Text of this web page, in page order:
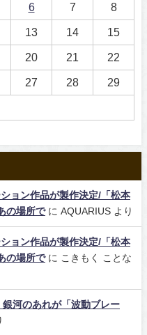
6 7 8
13 14 15
20 21 22
27 28 29
ョン作品が製作決定/「松本
の場所でに AQUARIUS より
ョン作品が製作決定/「松本
の場所でに
こきもく ことな
銀河のあれが「波動ブレー